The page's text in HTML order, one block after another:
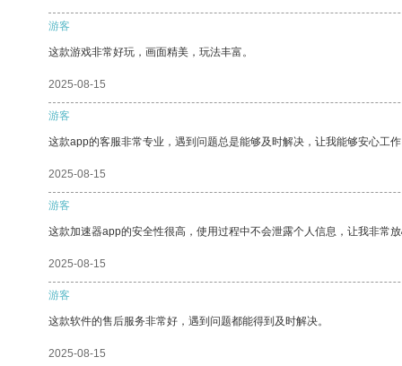
游客
这款游戏非常好玩，画面精美，玩法丰富。
2025-08-15
游客
这款app的客服非常专业，遇到问题总是能够及时解决，让我能够安心工
2025-08-15
游客
这款加速器app的安全性很高，使用过程中不会泄露个人信息，让我非常
2025-08-15
游客
这款软件的售后服务非常好，遇到问题都能得到及时解决。
2025-08-15